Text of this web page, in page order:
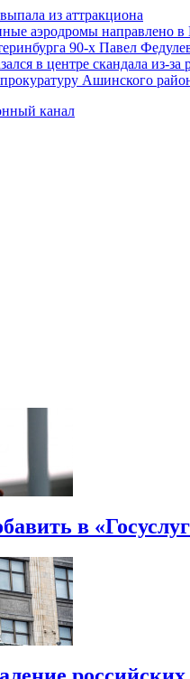
из аттракциона
аэродромы направлено в
90-х Павел
в центре скандала из-за
Ашинского
канал
в